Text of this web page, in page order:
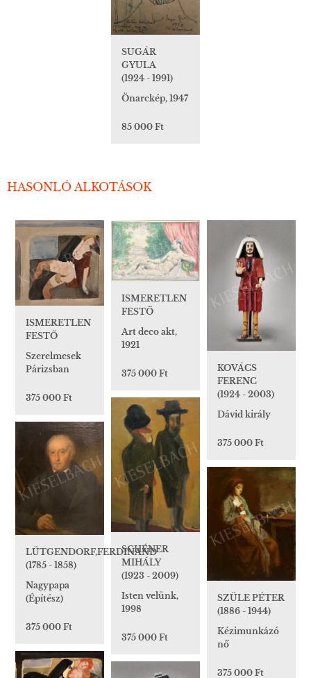
SUGÁR
GYULA
(1924 - 1991)
Önarckép, 1947
85 000 Ft
HASONLÓ ALKOTÁSOK
ISMERETLEN
FESTŐ
Szerelmesek
Párizsban
375 000 Ft
ISMERETLEN
FESTŐ
Art deco akt,
1921
375 000 Ft
KOVÁCS
FERENC
(1924 - 2003)
Dávid király
375 000 Ft
SCHÉNER
MIHÁLY
(1923 - 2009)
Isten velünk,
1998
375 000 Ft
LÜTGENDORF,FERDINAND
(1785 - 1858)
Nagypapa
(Építész)
375 000 Ft
SZÜLE PÉTER
(1886 - 1944)
Kézimunkázó
nő
375 000 Ft